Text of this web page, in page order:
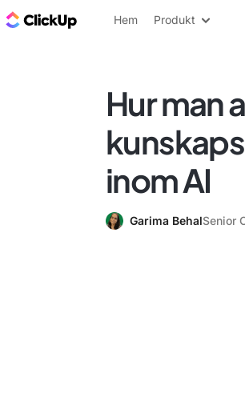
ClickUp-bloggen
Hem Produkt
Hur man
inom AI
Garima BehalSenior